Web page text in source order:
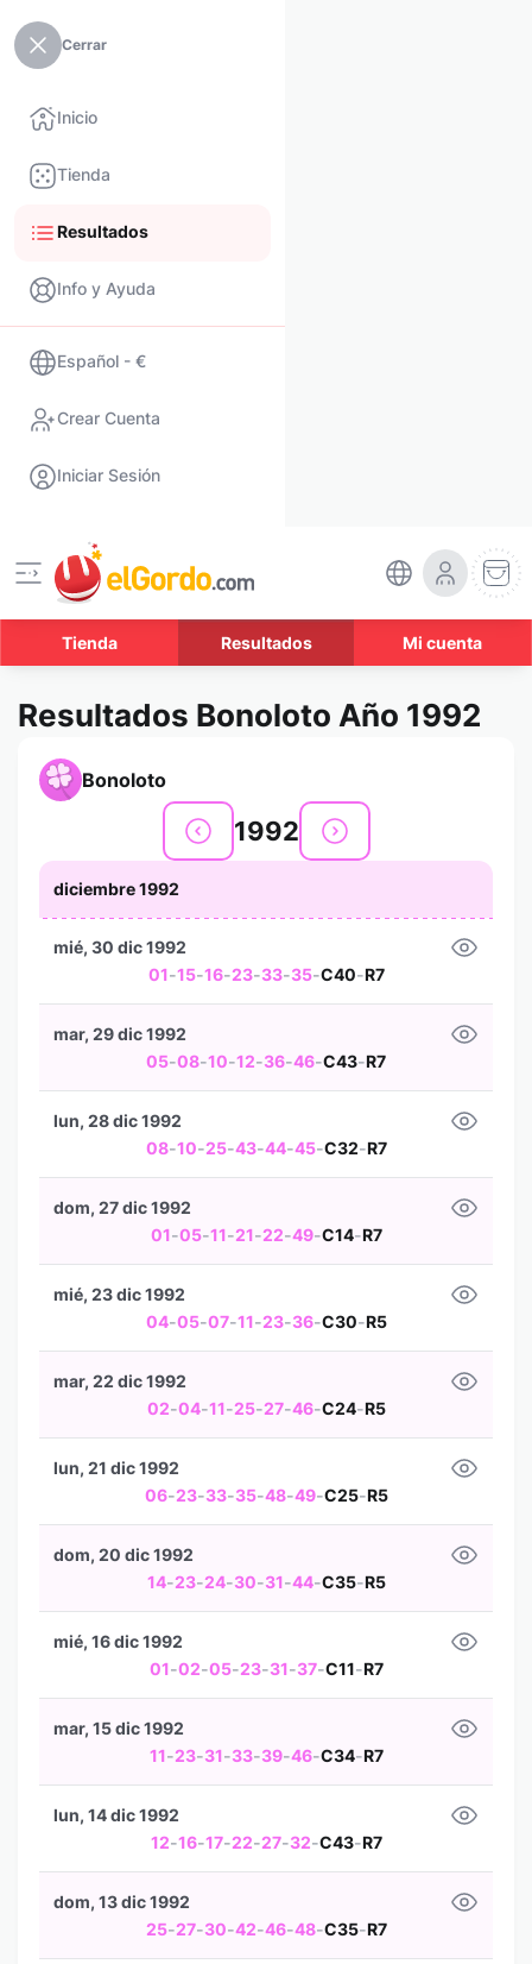
Cerrar
Inicio
Tienda
Resultados
Info y Ayuda
Español - €
Crear Cuenta
Iniciar Sesión
Tienda Resultados Mi cuenta
Resultados Bonoloto Año 1992
Bonoloto
1992
diciembre 1992
01-15-16-23-33-35-C40-R7
mié, 30 dic 1992
05-08-10-12-36-46-C43-R7
mar, 29 dic 1992
08-10-25-43-44-45-C32-R7
lun, 28 dic 1992
01-05-11-21-22-49-C14-R7
dom, 27 dic 1992
04-05-07-11-23-36-C30-R5
mié, 23 dic 1992
02-04-11-25-27-46-C24-R5
mar, 22 dic 1992
06-23-33-35-48-49-C25-R5
lun, 21 dic 1992
14-23-24-30-31-44-C35-R5
dom, 20 dic 1992
01-02-05-23-31-37-C11-R7
mié, 16 dic 1992
11-23-31-33-39-46-C34-R7
mar, 15 dic 1992
12-16-17-22-27-32-C43-R7
lun, 14 dic 1992
25-27-30-42-46-48-C35-R7
dom, 13 dic 1992